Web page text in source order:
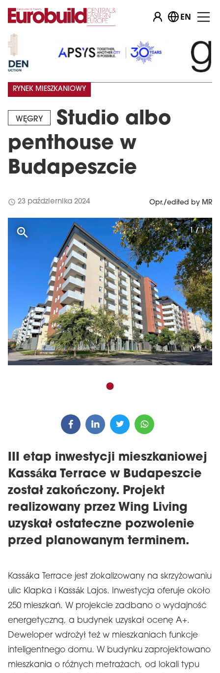
EN
WĘGRY
Studio albo
penthouse w
Budapeszcie
RYNEK MIESZKANIOWY
schedule 23 października 2024 Opr./edited by MR
1 / 1
III etap inwestycji mieszkaniowej
Kassáka Terrace w Budapeszcie
został zakończony. Projekt
realizowany przez Wing Living
uzyskał ostateczne pozwolenie
przed planowanym terminem.
Kassáka Terrace jest zlokalizowany na skrzyżowaniu
ulic Klapka i Kassák Lajos. Inwestycja oferuje około
250 mieszkań. W projekcie zadbano o wydajność
energetyczną, a budynek uzyskał ocenę A+.
Deweloper wdrożył też w mieszkaniach funkcje
inteligentnego domu. W budynku zaprojektowano
mieszkania o różnych metrażach, od lokali typu